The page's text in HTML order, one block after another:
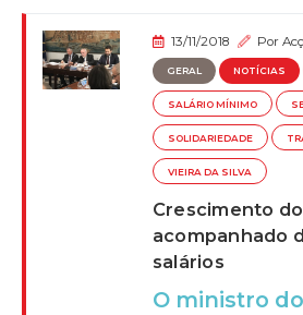
13/11/2018 Por
GERAL NOTÍCIAS
SALÁRIO MÍNIMO
SOLIDARIEDADE
VIEIRA DA SILVA
Crescimento
acompanhado
salários
O ministro